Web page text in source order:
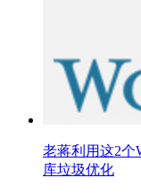
老蒋利用这2个
库垃圾优化